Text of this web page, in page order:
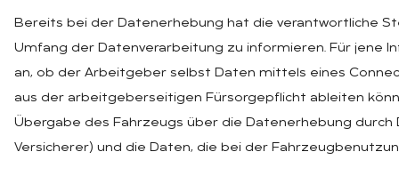
Bereits bei der Datenerhebung hat die verantwortliche
Umfang der Datenverarbeitung zu informieren. Für jene
an, ob der Arbeitgeber selbst Daten mittels eines
aus der arbeitgeberseitigen Fürsorgepflicht ableiten
Übergabe des Fahrzeugs über die Datenerhebung
Versicherer) und die Daten, die bei der